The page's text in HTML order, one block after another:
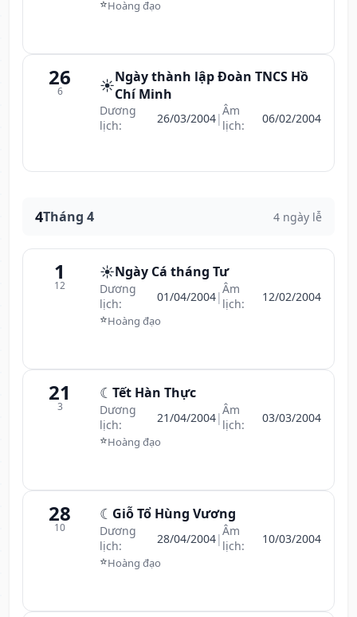
⭐Hoàng đạo
26
6 ☀️Ngày thành lập Đoàn TNCS Hồ
Chí Minh
Dương
lịch:
26/03/2004|Âm
lịch:
06/02/2004
4Tháng 4 4 ngày lễ
1
12
☀️Ngày Cá tháng Tư
Dương
lịch:
01/04/2004|Âm
lịch:
12/02/2004
⭐Hoàng đạo
21
3
☾ Tết Hàn Thực
Dương
lịch:
21/04/2004|Âm
lịch:
03/03/2004
⭐Hoàng đạo
28
10
☾ Giỗ Tổ Hùng Vương
Dương
lịch:
28/04/2004|Âm
lịch:
10/03/2004
⭐Hoàng đạo